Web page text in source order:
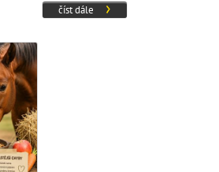
číst dále